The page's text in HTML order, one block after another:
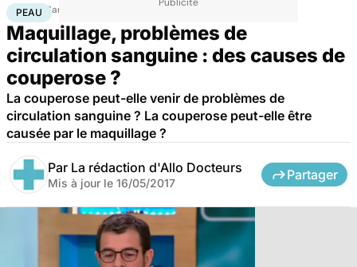
Accueil Santé
PEAU
Maquillage, problèmes de
circulation sanguine : des causes de
couperose ?
La couperose peut-elle venir de problèmes de
circulation sanguine ? La couperose peut-elle être
causée par le maquillage ?
Par La rédaction d'Allo Docteurs
Mis à jour le 16/05/2017
Partager